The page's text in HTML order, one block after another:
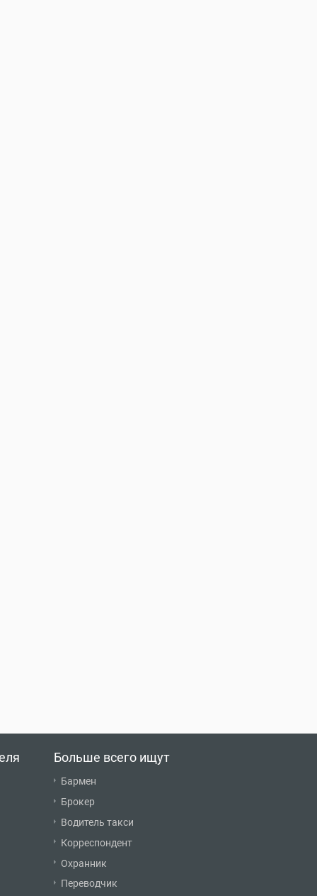
Больше всего ищут
Бармен
Брокер
Водитель такси
Корреспондент
Охранник
Переводчик